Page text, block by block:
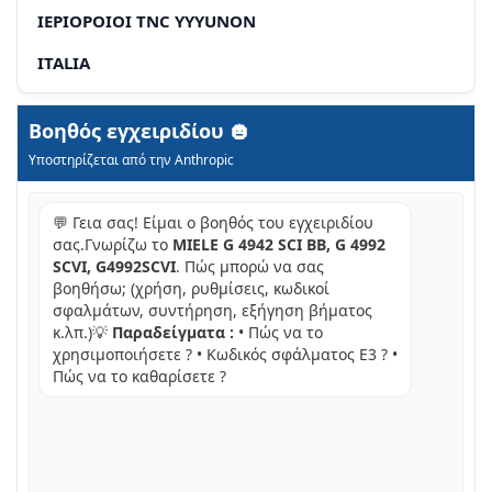
IEPIOPOIOI TNC YYYUNON
ITALIA
Βοηθός εγχειριδίου
Υποστηρίζεται από την Anthropic
💬 Γεια σας! Είμαι ο βοηθός του εγχειριδίου
σας.Γνωρίζω το MIELE G 4942 SCI BB, G 4992
SCVI, G4992SCVI. Πώς μπορώ να σας
βοηθήσω; (χρήση, ρυθμίσεις, κωδικοί
σφαλμάτων, συντήρηση, εξήγηση βήματος
κ.λπ.)💡 Παραδείγματα : • Πώς να το
χρησιμοποιήσετε ? • Κωδικός σφάλματος E3 ? •
Πώς να το καθαρίσετε ?